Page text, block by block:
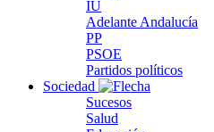
IU
Adelante Andalucía
PP
PSOE
Partidos políticos
Sociedad
Sucesos
Salud